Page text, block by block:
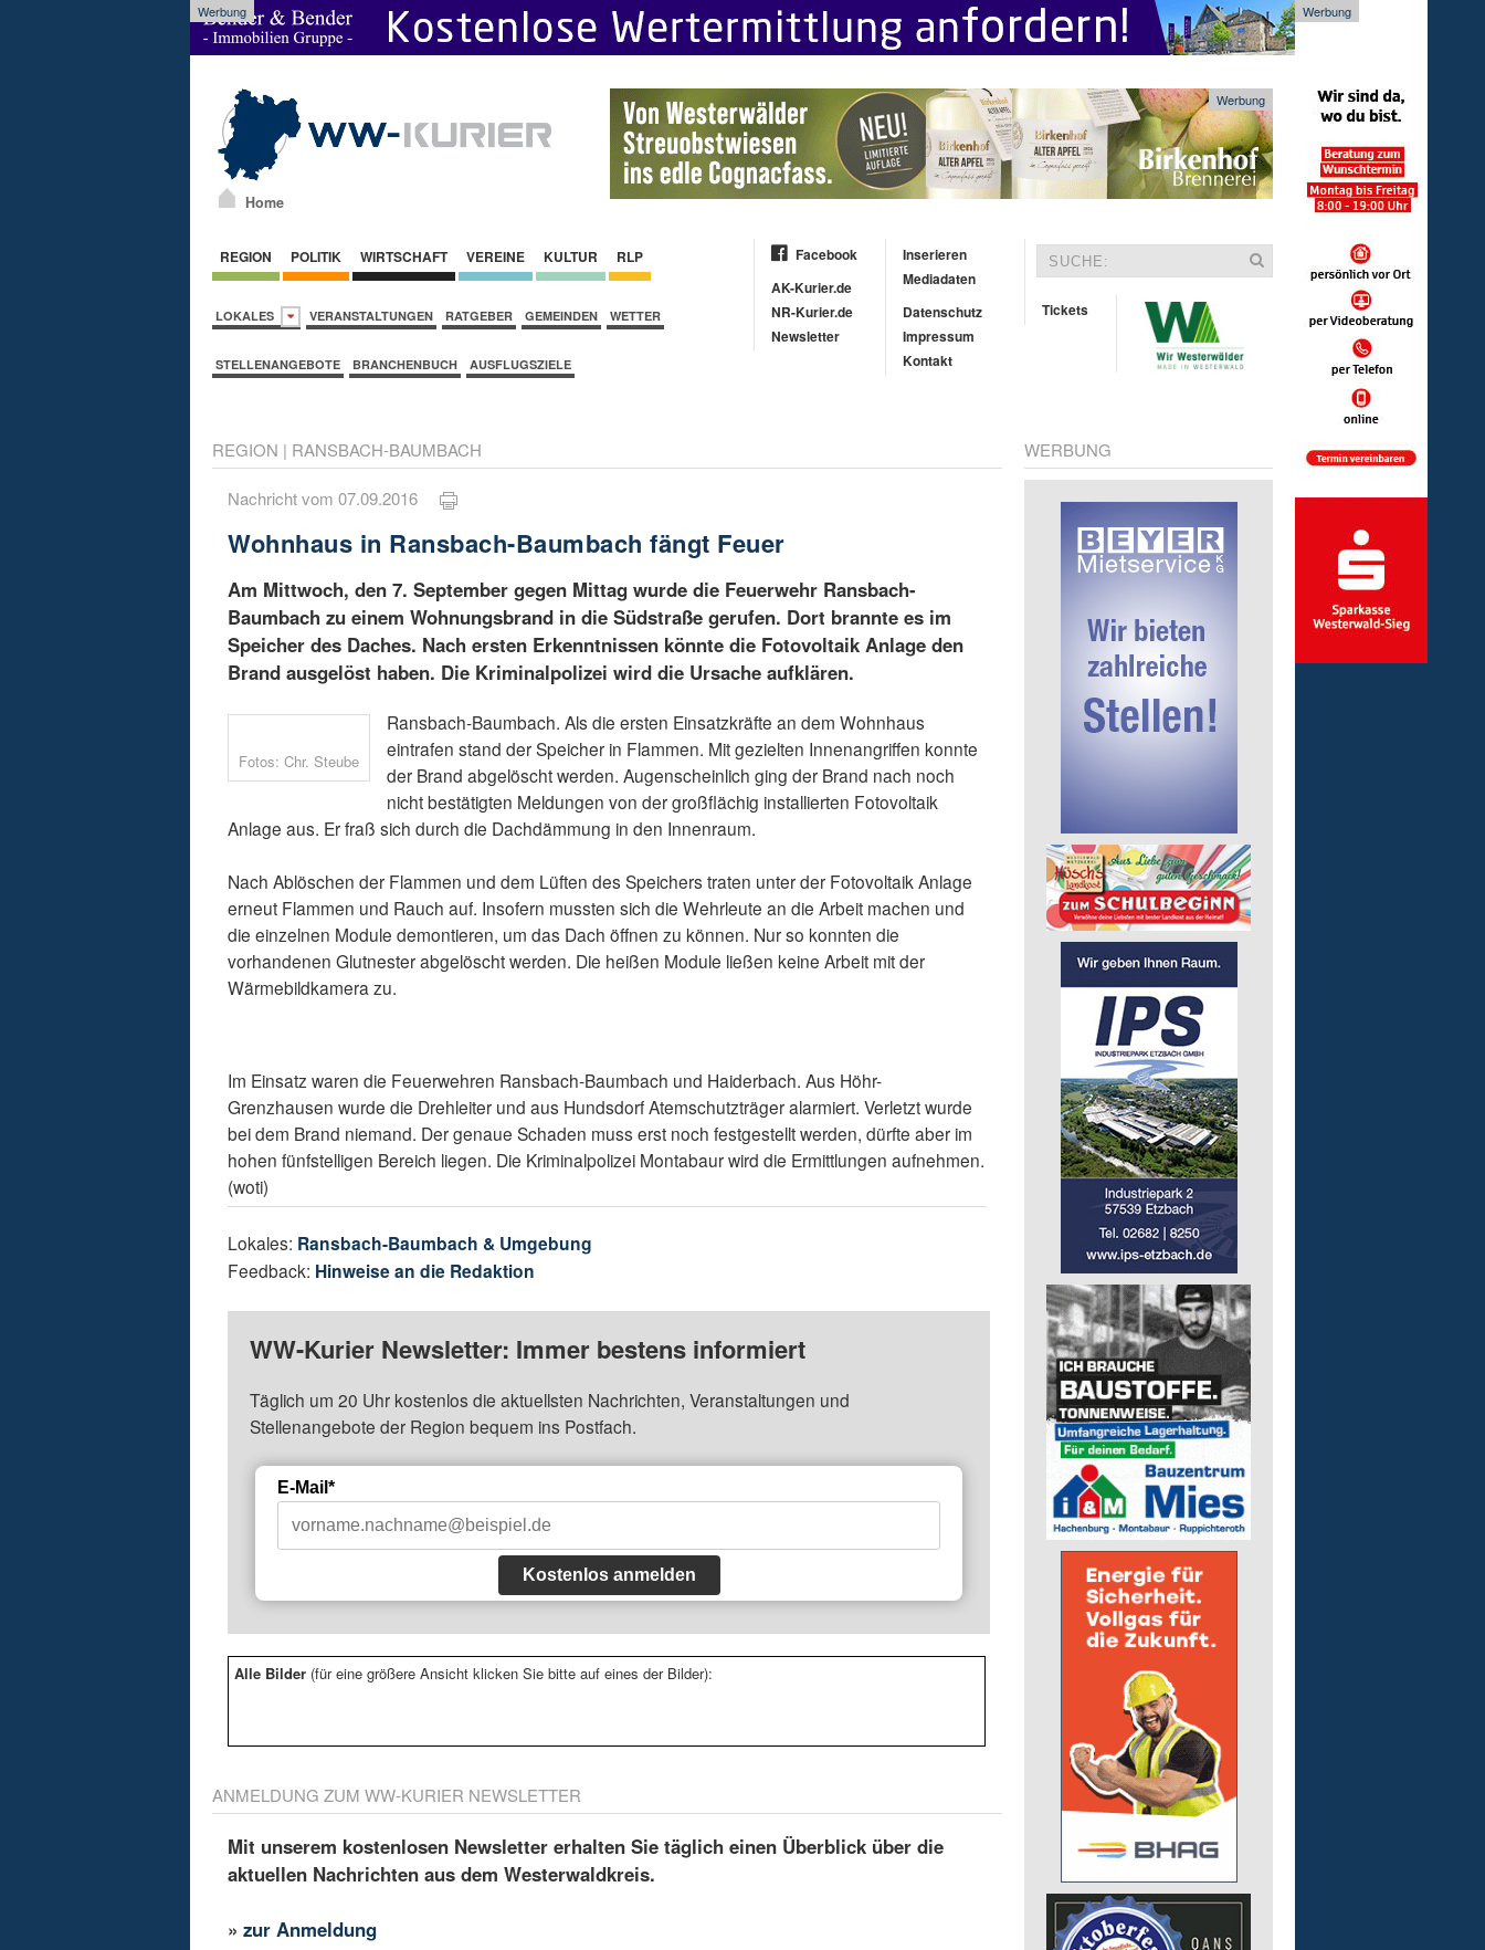
Werbung Werbung
Home
Werbung
REGION POLITIK WIRTSCHAFT VEREINE KULTUR RLP
LOKALES VERANSTALTUNGEN RATGEBER GEMEINDEN WETTER
STELLENANGEBOTE BRANCHENBUCH AUSFLUGSZIELE
Facebook
AK-Kurier.de
NR-Kurier.de
Newsletter
Inserieren
Mediadaten
Datenschutz
Impressum
Kontakt
Tickets
REGION | RANSBACH-BAUMBACH
Nachricht vom 07.09.2016
Wohnhaus in Ransbach-Baumbach fängt Feuer
Am Mittwoch, den 7. September gegen Mittag wurde die Feuerwehr Ransbach-
Baumbach zu einem Wohnungsbrand in die Südstraße gerufen. Dort brannte es im
Speicher des Daches. Nach ersten Erkenntnissen könnte die Fotovoltaik Anlage den
Brand ausgelöst haben. Die Kriminalpolizei wird die Ursache aufklären.
Fotos: Chr. Steube
Ransbach-Baumbach. Als die ersten Einsatzkräfte an dem Wohnhaus
eintrafen stand der Speicher in Flammen. Mit gezielten Innenangriffen konnte
der Brand abgelöscht werden. Augenscheinlich ging der Brand nach noch
nicht bestätigten Meldungen von der großflächig installierten Fotovoltaik
Anlage aus. Er fraß sich durch die Dachdämmung in den Innenraum.
Nach Ablöschen der Flammen und dem Lüften des Speichers traten unter der Fotovoltaik Anlage
erneut Flammen und Rauch auf. Insofern mussten sich die Wehrleute an die Arbeit machen und
die einzelnen Module demontieren, um das Dach öffnen zu können. Nur so konnten die
vorhandenen Glutnester abgelöscht werden. Die heißen Module ließen keine Arbeit mit der
Wärmebildkamera zu.
Im Einsatz waren die Feuerwehren Ransbach-Baumbach und Haiderbach. Aus Höhr-
Grenzhausen wurde die Drehleiter und aus Hundsdorf Atemschutzträger alarmiert. Verletzt wurde
bei dem Brand niemand. Der genaue Schaden muss erst noch festgestellt werden, dürfte aber im
hohen fünfstelligen Bereich liegen. Die Kriminalpolizei Montabaur wird die Ermittlungen aufnehmen.
(woti)
Lokales: Ransbach-Baumbach & Umgebung
Feedback: Hinweise an die Redaktion
WW-Kurier Newsletter: Immer bestens informiert
Täglich um 20 Uhr kostenlos die aktuellsten Nachrichten, Veranstaltungen und
Stellenangebote der Region bequem ins Postfach.
E-Mail*
Kostenlos anmelden
Alle Bilder (für eine größere Ansicht klicken Sie bitte auf eines der Bilder):
ANMELDUNG ZUM WW-KURIER NEWSLETTER
Mit unserem kostenlosen Newsletter erhalten Sie täglich einen Überblick über die
aktuellen Nachrichten aus dem Westerwaldkreis.
»zur Anmeldung
WERBUNG